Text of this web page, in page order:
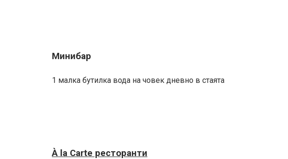
Минибар
1 малка бутилка вода на човек дневно в стаята
À la Carte ресторанти